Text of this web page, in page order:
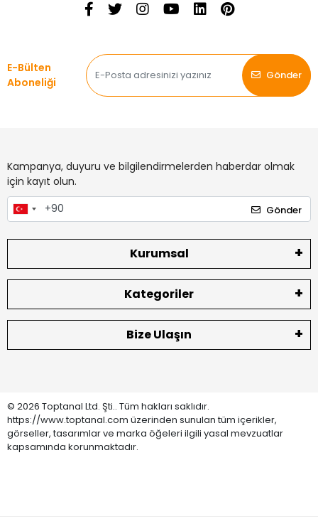
E-Bülten
Aboneliği
Gönder
Kampanya, duyuru ve bilgilendirmelerden haberdar olmak
için kayıt olun.
Gönder
Kurumsal
Kategoriler
Bize Ulaşın
© 2026 Toptanal Ltd. Şti.. Tüm hakları saklıdır.
https://www.toptanal.com üzerinden sunulan tüm içerikler,
görseller, tasarımlar ve marka öğeleri ilgili yasal mevzuatlar
kapsamında korunmaktadır.